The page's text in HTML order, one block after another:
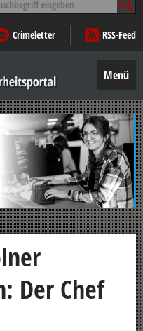
Crimeletter
RSS-Feed
Menü
Der Chef